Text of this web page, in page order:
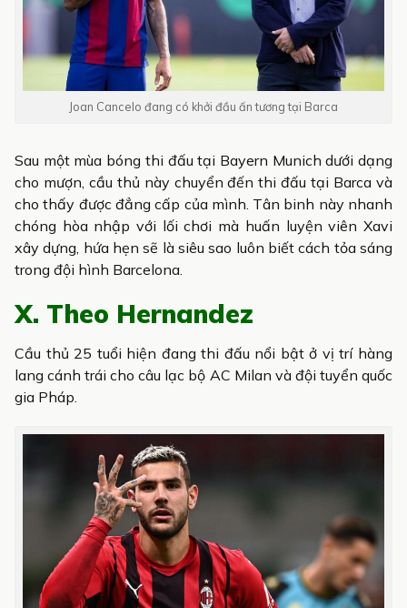
Joan Cancelo đang có khởi đầu ấn tương tại Barca
Sau một mùa bóng thi đấu tại Bayern Munich dưới dạng
cho mượn, cầu thủ này chuyển đến thi đấu tại Barca và
cho thấy được đẳng cấp của mình. Tân binh này nhanh
chóng hòa nhập với lối chơi mà huấn luyện viên Xavi
xây dựng, hứa hẹn sẽ là siêu sao luôn biết cách tỏa sáng
trong đội hình Barcelona.
X. Theo Hernandez
Cầu thủ 25 tuổi hiện đang thi đấu nổi bật ở vị trí hàng
lang cánh trái cho câu lạc bộ AC Milan và đội tuyển quốc
gia Pháp.